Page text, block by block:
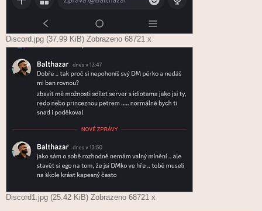
Discord.jpg (37.99 KiB) Zobrazeno 68721 x
Discord1.jpg (25.42 KiB) Zobrazeno 68721 x